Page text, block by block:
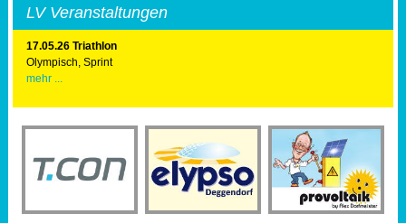
beim
Wings
for
Life
Run
LV Veranstaltungen
17.05.26 Triathlon
Olympisch, Sprint
mehr ...